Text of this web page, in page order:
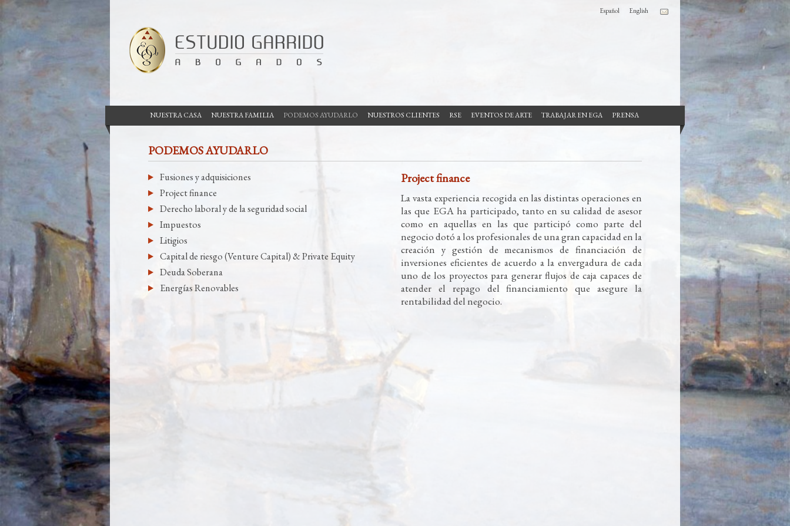
NUESTRA CASA NUESTRA FAMILIA PODEMOS AYUDARLO NUESTROS CLIENTES RSE EVENTOS DE ARTE TRABAJAR EN EGA PRENSA
PODEMOS AYUDARLO
Fusiones y adquisiciones
Project finance
Derecho laboral y de la seguridad social
Impuestos
Litigios
Capital de riesgo (Venture Capital) & Private Equity
Deuda Soberana
Energías Renovables
Project finance
La vasta experiencia recogida en las distintas operaciones en
las que EGA ha participado, tanto en su calidad de asesor
como en aquellas en las que participó como parte del
negocio dotó a los profesionales de una gran capacidad en la
creación y gestión de mecanismos de financiación de
inversiones eficientes de acuerdo a la envergadura de cada
uno de los proyectos para generar flujos de caja capaces de
atender el repago del financiamiento que asegure la
rentabilidad del negocio.
Español English